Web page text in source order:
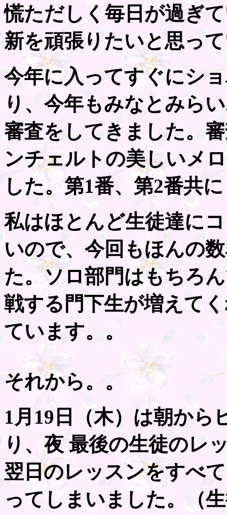
慌ただしく毎日が過ぎ
新を頑張りたいと思っ
今年に入ってすぐにシ
り、今年もみなとみら
審査をしてきました。
ンチェルトの美しいメ
した。第1番、第2番共
私はほとんど生徒達に
いので、今回もほんの
た。ソロ部門はもちろ
戦する門下生が増えて
ています。。
それから。。
1月19日（木）は朝から
り、夜 最後の生徒の
翌日のレッスンをすべ
ってしまいました。（